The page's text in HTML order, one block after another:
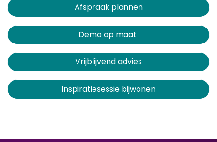
Afspraak plannen​​​​
Demo op maat
Vrijblijvend advies
Inspiratiesessie bijwonen